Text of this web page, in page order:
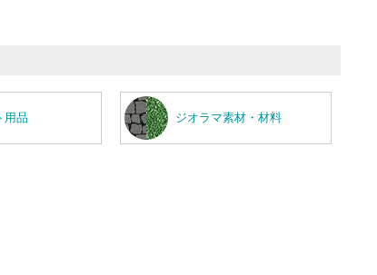
用品 ジオラマ素材・材料